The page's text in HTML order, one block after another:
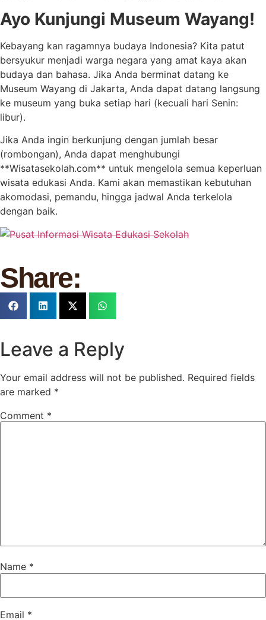
Ayo Kunjungi Museum Wayang!
Kebayang kan ragamnya budaya Indonesia? Kita patut
bersyukur menjadi warga negara yang amat kaya akan
budaya dan bahasa. Jika Anda berminat datang ke
Museum Wayang di Jakarta, Anda dapat datang langsung
ke museum yang buka setiap hari (kecuali hari Senin:
libur).
Jika Anda ingin berkunjung dengan jumlah besar
(rombongan), Anda dapat menghubungi
**Wisatasekolah.com** untuk mengelola semua keperluan
wisata edukasi Anda. Kami akan memastikan kebutuhan
akomodasi, pemandu, hingga jadwal Anda terkelola
dengan baik.
Share:
Leave a Reply
Your email address will not be published. Required fields
are marked *
Comment *
Name *
Email *